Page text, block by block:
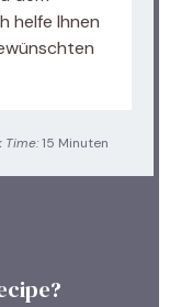
helfe Ihnen
Time: 15 Minuten